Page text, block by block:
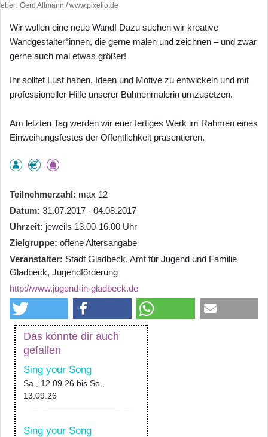
Gerd Altmann / www.pixelio.de
Wir wollen eine neue Wand! Dazu suchen wir kreative
Wandgestalter*innen, die gerne malen und zeichnen – und zwar
gerne auch mal etwas größer!
Ihr solltet Lust haben, Ideen und Motive zu entwickeln und mit
professioneller Hilfe unserer Bühnenmalerin umzusetzen.
Am letzten Tag werden wir euer fertiges Werk im Rahmen eines
Einweihungsfestes der Öffentlichkeit präsentieren.
Teilnehmerzahl
max 12
Datum 31.07.2017 - 04.08.2017
Uhrzeit jeweils 13.00-16.00 Uhr
Zielgruppe offene Altersangabe
Veranstalter Stadt Gladbeck, Amt für Jugend und Familie
Gladbeck, Jugendförderung
http://www.jugend-in-gladbeck.de
Das könnte dir auch
gefallen
Sing your Song
Sa., 12.09.26 bis So.,
13.09.26
Sing your Song